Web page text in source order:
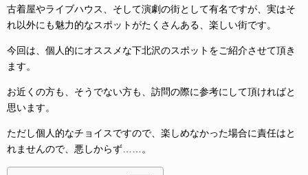
古着屋やライブハウス、そして演劇の街として有名ですが、実はそ
れ以外にも魅力的なスポットがたくさんある、楽しい街です。
今回は、個人的にオススメな下北沢のスポットをご紹介させて頂き
ます。
お近くの方も、そうでない方も、訪問の際に参考にして頂ければと
思います。
ただし個人的なチョイスですので、楽しめなかった場合に責任はと
れませんので、悪しからず……。